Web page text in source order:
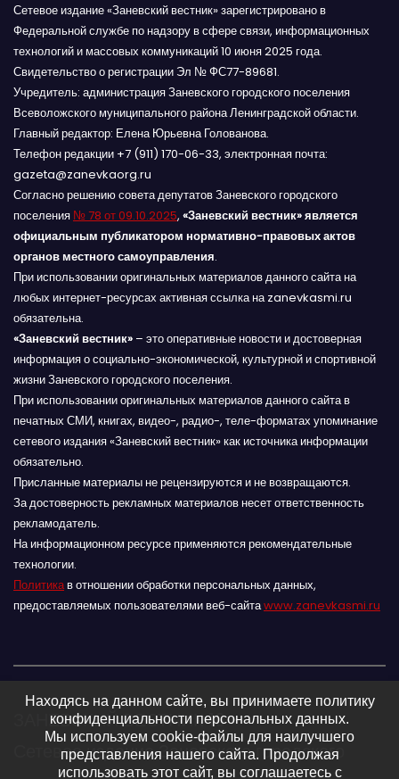
Сетевое издание «Заневский вестник» зарегистрировано в
Федеральной службе по надзору в сфере связи, информационных
технологий и массовых коммуникаций 10 июня 2025 года.
Свидетельство о регистрации Эл № ФС77-89681.
Учредитель: администрация Заневского городского поселения
Всеволожского муниципального района Ленинградской области.
Главный редактор: Елена Юрьевна Голованова.
Телефон редакции +7 (911) 170-06-33, электронная почта:
gazeta@zanevkaorg.ru
Согласно решению совета депутатов Заневского городского
поселения № 78 от 09.10.2025, «Заневский вестник» является
официальным публикатором нормативно-правовых актов
органов местного самоуправления.
При использовании оригинальных материалов данного сайта на
любых интернет-ресурсах активная ссылка на zanevkasmi.ru
обязательна.
«Заневский вестник» – это оперативные новости и достоверная
информация о социально-экономической, культурной и спортивной
жизни Заневского городского поселения.
При использовании оригинальных материалов данного сайта в
печатных СМИ, книгах, видео-, радио-, теле-форматах упоминание
сетевого издания «Заневский вестник» как источника информации
обязательно.
Присланные материалы не рецензируются и не возвращаются.
За достоверность рекламных материалов несет ответственность
рекламодатель.
На информационном ресурсе применяются рекомендательные
технологии.
Политикав отношении обработки персональных данных,
предоставляемых пользователями веб-сайтаwww.zanevkasmi.ru
ЗАНЕВСКИЙ ВЕСТНИК 16+
Сетевое издание Заневского городского
Находясь на данном сайте, вы принимаете политику
конфиденциальности персональных данных.
Мы используем cookie-файлы для наилучшего
представления нашего сайта. Продолжая
использовать этот сайт, вы соглашаетесь с